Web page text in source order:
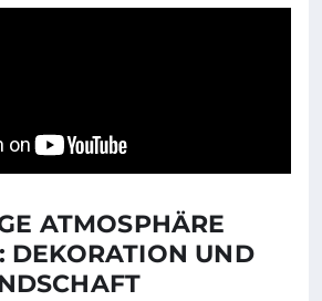
ATMOSPHÄRE
DEKORATION UND